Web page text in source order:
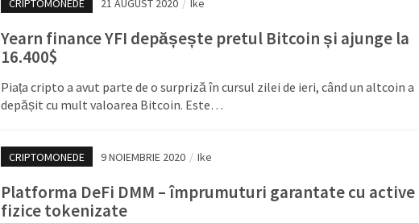
CRIPTOMONEDE 21 AUGUST 2020 / Ike
Yearn finance YFI depășește pretul Bitcoin și ajunge la
16.400$
Piața cripto a avut parte de o surpriză în cursul zilei de ieri, când un altcoin a
depășit cu mult valoarea Bitcoin. Este…
CRIPTOMONEDE 9 NOIEMBRIE 2020 / Ike
Platforma DeFi DMM – împrumuturi garantate cu active
fizice tokenizate